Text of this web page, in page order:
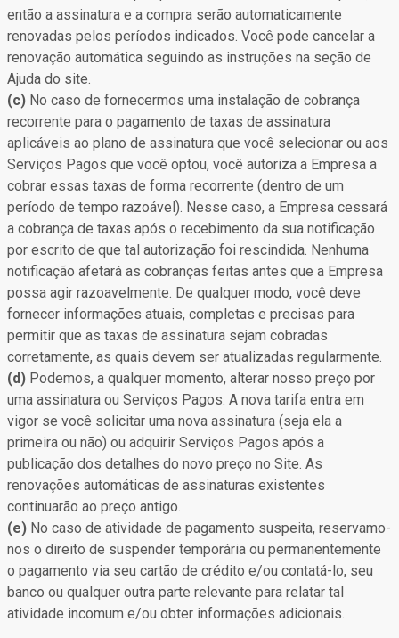
então a assinatura e a compra serão automaticamente
renovadas pelos períodos indicados. Você pode cancelar a
renovação automática seguindo as instruções na seção de
Ajuda do site.
(c) No caso de fornecermos uma instalação de cobrança
recorrente para o pagamento de taxas de assinatura
aplicáveis ao plano de assinatura que você selecionar ou aos
Serviços Pagos que você optou, você autoriza a Empresa a
cobrar essas taxas de forma recorrente (dentro de um
período de tempo razoável). Nesse caso, a Empresa cessará
a cobrança de taxas após o recebimento da sua notificação
por escrito de que tal autorização foi rescindida. Nenhuma
notificação afetará as cobranças feitas antes que a Empresa
possa agir razoavelmente. De qualquer modo, você deve
fornecer informações atuais, completas e precisas para
permitir que as taxas de assinatura sejam cobradas
corretamente, as quais devem ser atualizadas regularmente.
(d) Podemos, a qualquer momento, alterar nosso preço por
uma assinatura ou Serviços Pagos. A nova tarifa entra em
vigor se você solicitar uma nova assinatura (seja ela a
primeira ou não) ou adquirir Serviços Pagos após a
publicação dos detalhes do novo preço no Site. As
renovações automáticas de assinaturas existentes
continuarão ao preço antigo.
(e) No caso de atividade de pagamento suspeita, reservamo-
nos o direito de suspender temporária ou permanentemente
o pagamento via seu cartão de crédito e/ou contatá-lo, seu
banco ou qualquer outra parte relevante para relatar tal
atividade incomum e/ou obter informações adicionais.